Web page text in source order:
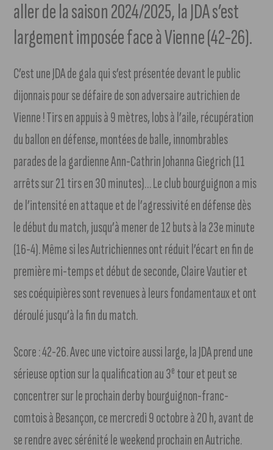
aller de la saison 2024/2025, la JDA s’est
largement imposée face à Vienne (42-26).
C’est une JDA de gala qui s’est présentée devant le public
dijonnais pour se défaire de son adversaire autrichien de
Vienne ! Tirs en appuis à 9 mètres, lobs à l’aile, récupération
du ballon en défense, montées de balle, innombrables
parades de la gardienne Ann-Cathrin Johanna Giegrich (11
arrêts sur 21 tirs en 30 minutes)… Le club bourguignon a mis
de l’intensité en attaque et de l’agressivité en défense dès
le début du match, jusqu’à mener de 12 buts à la 23e minute
(16-4). Même si les Autrichiennes ont réduit l’écart en fin de
première mi-temps et début de seconde, Claire Vautier et
ses coéquipières sont revenues à leurs fondamentaux et ont
déroulé jusqu’à la fin du match.
Score : 42-26. Avec une victoire aussi large, la JDA prend une
sérieuse option sur la qualification au 3e tour et peut se
concentrer sur le prochain derby bourguignon-franc-
comtois à Besançon, ce mercredi 9 octobre à 20 h, avant de
se rendre avec sérénité le weekend prochain en Autriche.